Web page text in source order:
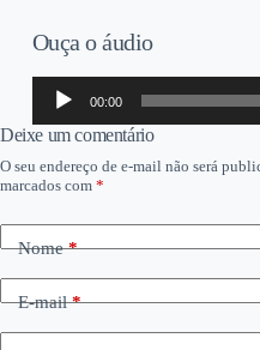
Ouça o áudio
Tocador
áudio
00:00
Deixe um comentário
O seu endereço de e-mail não será
marcados com *
Nome*
E-mail*